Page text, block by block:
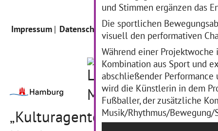
und Stimmen ergänzen das
Die sportlichen
visuell den performativen
Während einer
Kombination aus Sport und
abschließender
wird die Künstlerin in dem
Fußballer, der zusätzliche
Musik/Rhythmus/
Impressum Datenschutz Intern
„Kulturagenten für kreative